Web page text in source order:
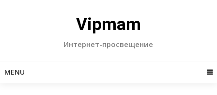
Vipmam
Интернет-просвещение
MENU